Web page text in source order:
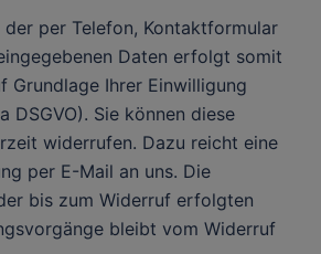
der per Telefon, Kontaktformular
Daten erfolgt somit
Grundlage Ihrer Einwilligung
DSGVO). Sie können diese
widerrufen. Dazu reicht eine
per E-Mail an uns. Die
bis zum Widerruf erfolgten
bleibt vom Widerruf